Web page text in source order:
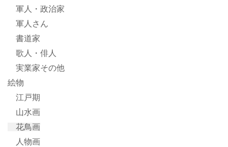
軍人・政治家
軍人さん
書道家
歌人・俳人
実業家その他
絵物
江戸期
山水画
花鳥画
人物画